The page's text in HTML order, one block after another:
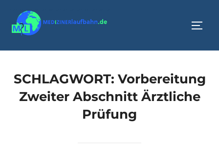
Inhalt
springen
SCHLAGWORT: Vorbereitung
Zweiter Abschnitt Ärztliche
Prüfung